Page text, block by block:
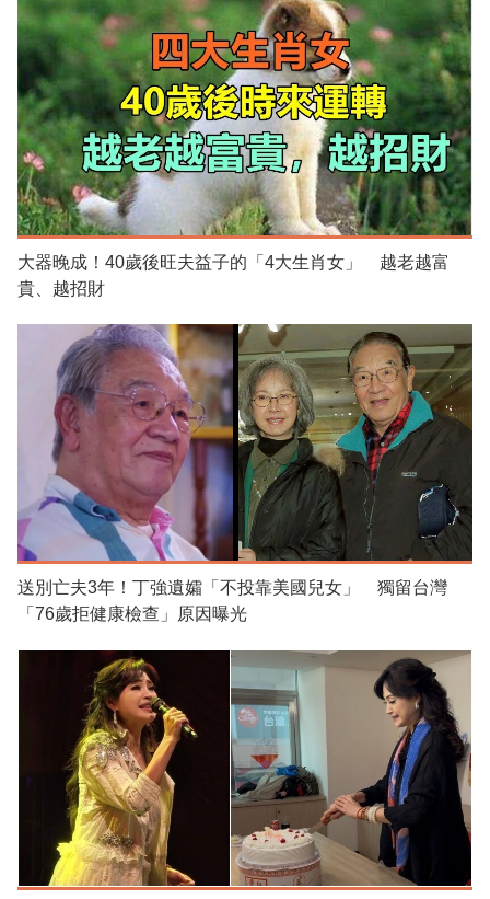
大器晚成！40歲後旺夫益子的「4大生肖女」 越老越富
貴、越招財
送別亡夫3年！丁強遺孀「不投靠美國兒女」 獨留台灣
「76歲拒健康檢查」原因曝光